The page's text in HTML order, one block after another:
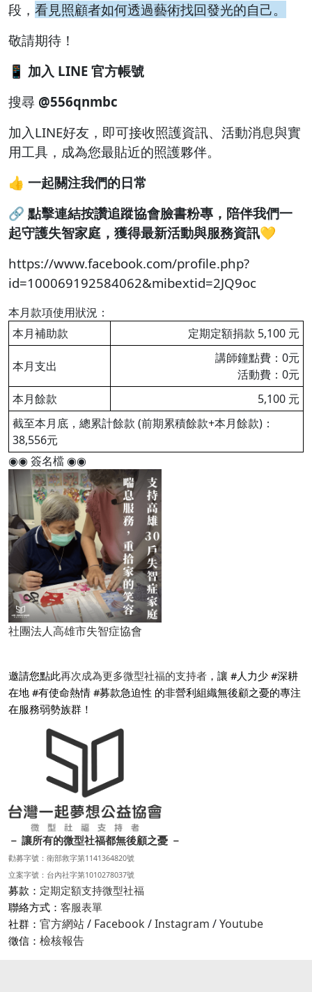
段， 看見照顧者如何透過藝術找回發光的自己。
敬請期待！
📱 加入 LINE 官方帳號
搜尋 @556qnmbc
加入LINE好友，即可接收照護資訊、活動消息與實
用工具，成為您最貼近的照護夥伴。
👍 一起關注我們的日常
🔗 點擊連結按讚追蹤協會臉書粉專，陪伴我們一
起守護失智家庭，獲得最新活動與服務資訊💛
https://www.facebook.com/profile.php?
id=100069192584062&mibextid=2JQ9oc
本月款項使用狀況：
本月補助款
定期定額捐款 5,100 元
本月支出
講師鐘點費：0元
活動費：0元
本月餘款
5,100 元
截至本月底，總累計餘款 (前期累積餘款+本月餘款)：
38,556元
◉◉ 簽名檔 ◉◉
社團法人高雄市失智症協會
邀請您點此再次成為更多微型社福的支持者 ，讓 #人力少 #深耕
在地 #有使命熱情 #募款急迫性 的非營利組織無後顧之憂的專注
在服務弱勢族群！
－ 讓所有的微型社福都無後顧之憂 －
勸募字號：衛部救字第1141364820號
立案字號：台內社字第1010278037號
募款： 定期定額支持微型社福
聯絡方式： 客服表單
社群： 官方網站/ Facebook/Instagram /Youtube
徵信： 檢核報告